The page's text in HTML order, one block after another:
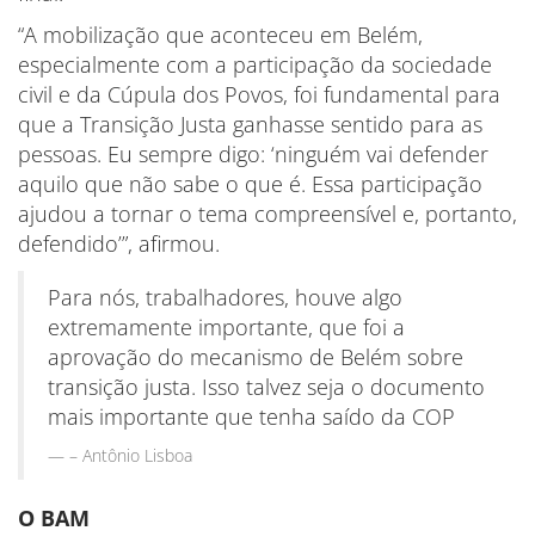
“A mobilização que aconteceu em Belém,
especialmente com a participação da sociedade
civil e da Cúpula dos Povos, foi fundamental para
que a Transição Justa ganhasse sentido para as
pessoas. Eu sempre digo: ‘ninguém vai defender
aquilo que não sabe o que é. Essa participação
ajudou a tornar o tema compreensível e, portanto,
defendido’”, afirmou.
Para nós, trabalhadores, houve algo
extremamente importante, que foi a
aprovação do mecanismo de Belém sobre
transição justa. Isso talvez seja o documento
mais importante que tenha saído da COP
– Antônio Lisboa
O BAM